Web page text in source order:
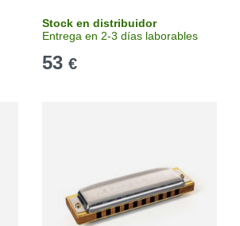
Stock en distribuidor
Entrega en 2-3 días laborables
53 €